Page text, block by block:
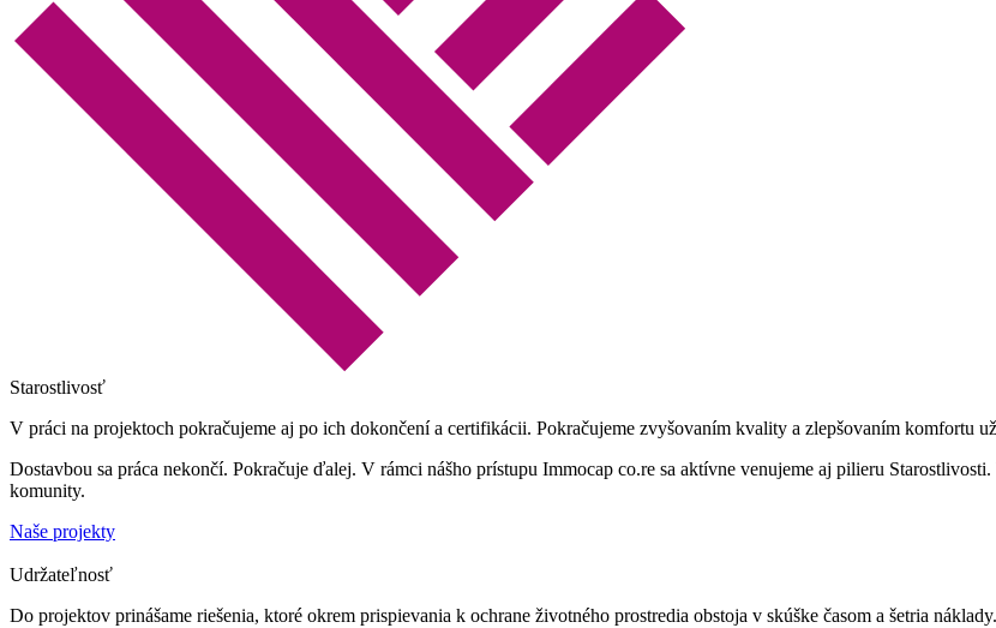
Starostlivosť
V práci na projektoch pokračujeme aj po ich dokončení a certifikácii. Pokračujeme zvyšovaním kvality a zlepšovaním komfortu
Dostavbou sa práca nekončí. Pokračuje ďalej. V rámci nášho prístupu Immocap co.re sa aktívne venujeme aj pilieru
komunity.
Naše projekty
Udržateľnosť
Do projektov prinášame riešenia, ktoré okrem prispievania k ochrane životného prostredia obstoja v skúške časom a šetria náklady.